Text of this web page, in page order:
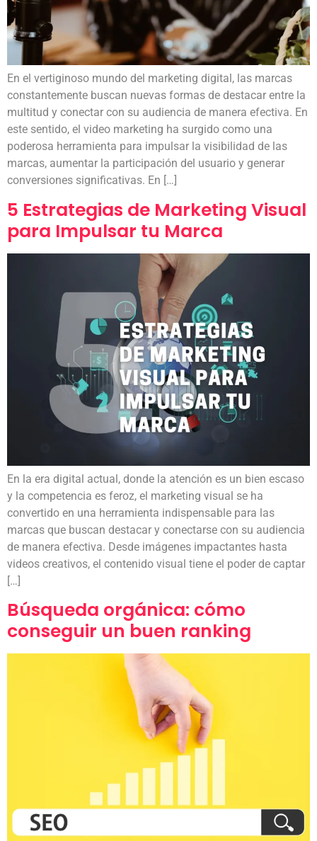
En el vertiginoso mundo del marketing digital, las marcas
constantemente buscan nuevas formas de destacar entre la
multitud y conectar con su audiencia de manera efectiva. En
este sentido, el video marketing ha surgido como una
poderosa herramienta para impulsar la visibilidad de las
marcas, aumentar la participación del usuario y generar
conversiones significativas. En […]
5 Estrategias de Marketing Visual
para Impulsar tu Marca
En la era digital actual, donde la atención es un bien escaso
y la competencia es feroz, el marketing visual se ha
convertido en una herramienta indispensable para las
marcas que buscan destacar y conectarse con su audiencia
de manera efectiva. Desde imágenes impactantes hasta
videos creativos, el contenido visual tiene el poder de captar
[…]
Búsqueda orgánica: cómo
conseguir un buen ranking